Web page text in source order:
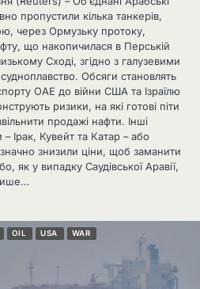
пропустили кілька танкерів,
через Ормузьку протоку,
що накопичилася в Перській
Сході, згідно з галузевими
Обсяги становлять
ОАЕ до війни США та Ізраїлю
ризики, на які готові піти
продажі нафти. Інші
Ірак, Кувейт та Катар – або
знизили ціни, щоб заманити
як у випадку Саудівської Аравії,
OIL USA WAR